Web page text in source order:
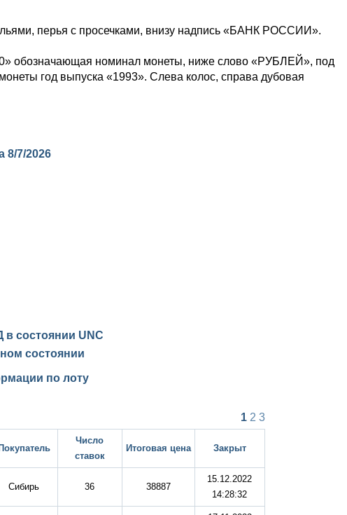
перья с просечками, внизу надпись «БАНК РОССИИ».
обозначающая номинал монеты, ниже слово «РУБЛЕЙ», под
год выпуска «1993». Слева колос, справа дубовая
8/7/2026
в состоянии UNC
состоянии
по лоту
1 2 3
Покупатель
Число
ставок
Итоговая цена Закрыт
Сибирь 36 38887
15.12.2022
14:28:32